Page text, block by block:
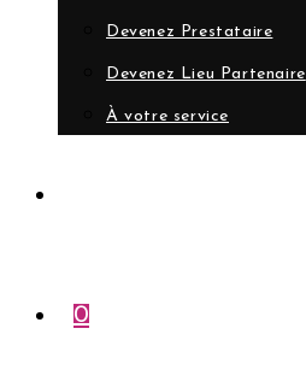
Devenez Prestataire
Devenez Lieu Partenaire
À votre service
0